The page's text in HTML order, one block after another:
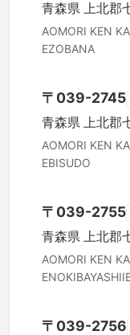
青森県 上北郡
AOMORI KEN
EZOBANA
〒 039-2745
青森県 上北郡
AOMORI KEN
EBISUDO
〒 039-2755
青森県 上北郡
AOMORI KEN
〒 039-2756